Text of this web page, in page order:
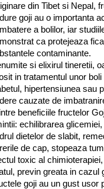
din Tibet si Nepal,
goji au o importanta
a bolilor, iar
ca protejeaza
contaminante.
si elixirul tineretii,
in tratamentul unor
hipertensiunea sau
cauzate de
beneficiile fructelor
echilibrarea
dietelor de slabit,
de cap, stopeaza
toxic al
previn greata in cazul
goji au un gust usor